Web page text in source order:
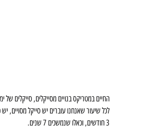
החיים במטריקס בנויים מסייקלים, סייקלים של
לכל שיעור שאנחנו עוברים יש סייקל מסויים,
3 חודשים, וכאלו שנמשכים 7 שנים.